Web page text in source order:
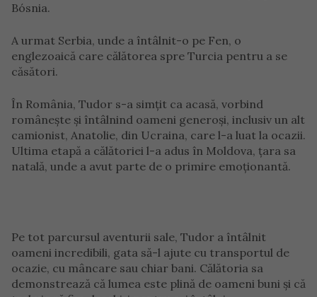
Bósnia.
A urmat Serbia, unde a întâlnit-o pe Fen, o
englezoaică care călătorea spre Turcia pentru a se
căsători.
În România, Tudor s-a simțit ca acasă, vorbind
românește și întâlnind oameni generoși, inclusiv un alt
camionist, Anatolie, din Ucraina, care l-a luat la ocazii.
Ultima etapă a călătoriei l-a adus în Moldova, țara sa
natală, unde a avut parte de o primire emoționantă.
Pe tot parcursul aventurii sale, Tudor a întâlnit
oameni incredibili, gata să-l ajute cu transportul de
ocazie, cu mâncare sau chiar bani. Călătoria sa
demonstrează că lumea este plină de oameni buni și că